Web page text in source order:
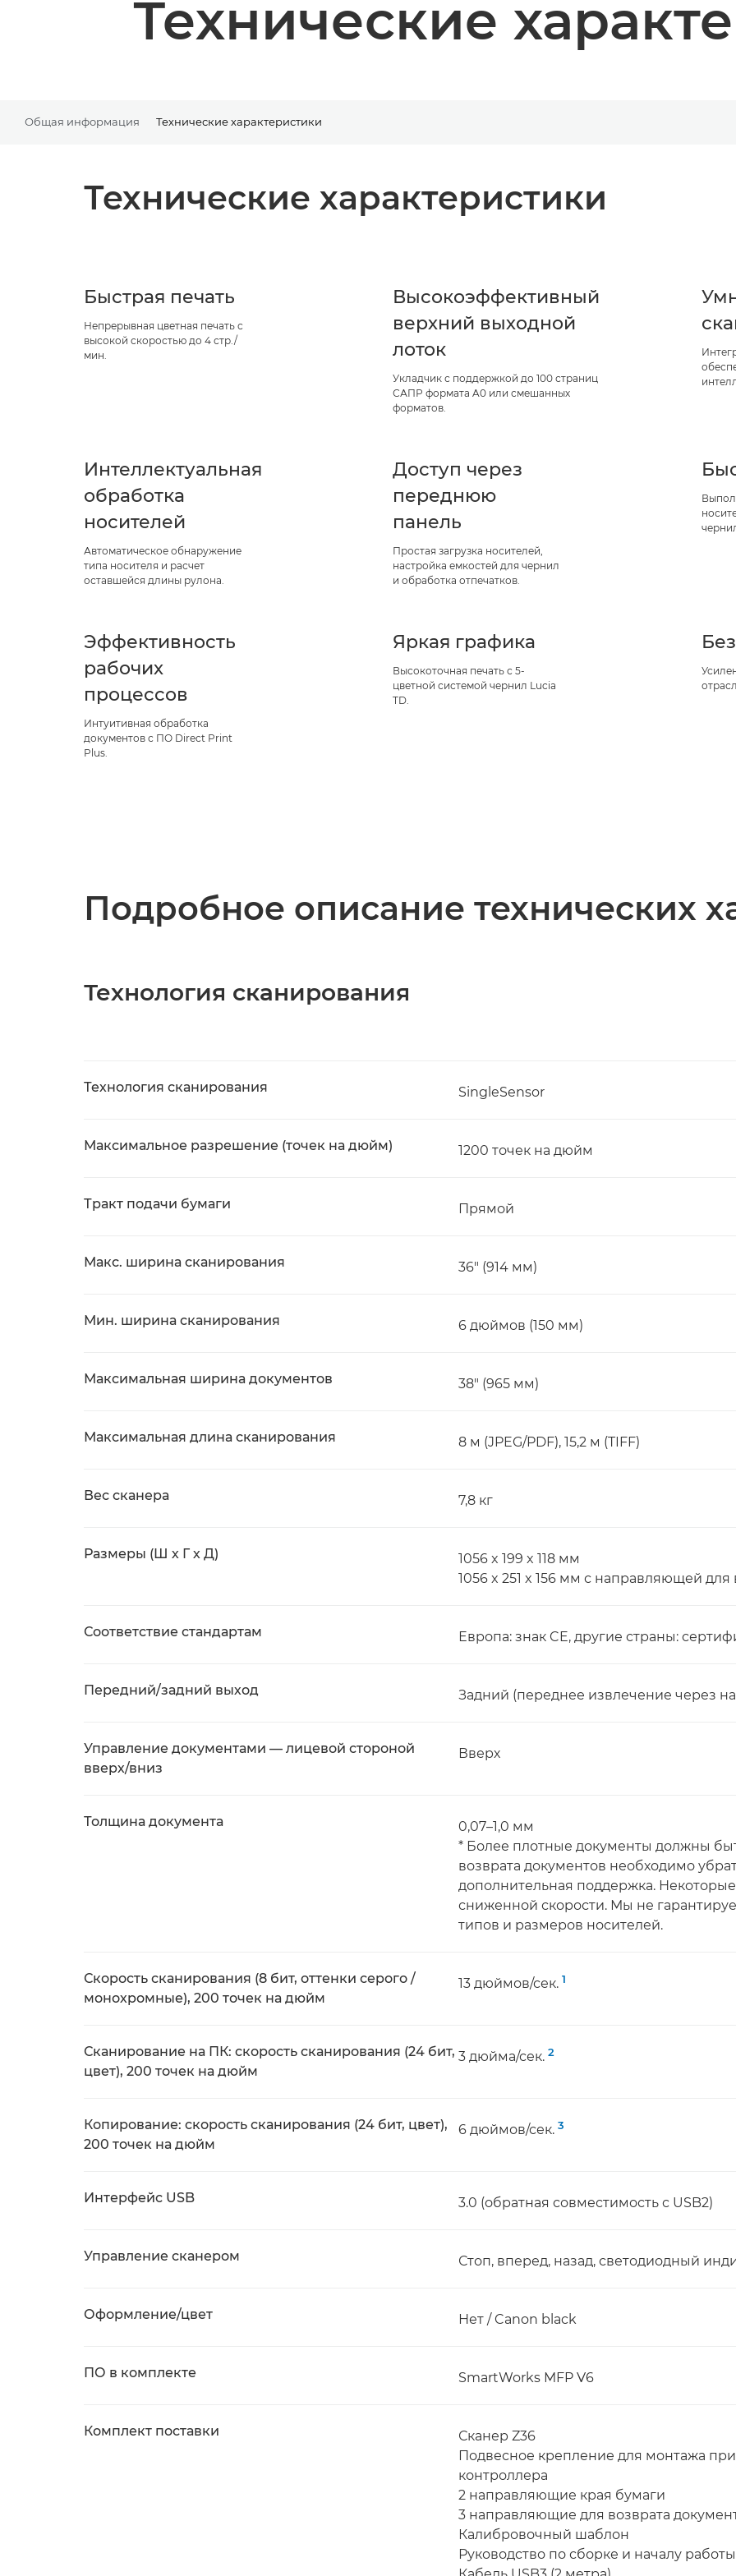
Технические
Общая информация Технические характеристики
Технические характеристики
Быстрая печать
Непрерывная цветная печать с
высокой скоростью до 4 стр./
мин.
Высокоэффективный
верхний выходной
лоток
Укладчик с поддержкой до 100 страниц
САПР формата A0 или смешанных
форматов.
Интеллектуальная
обработка
носителей
Автоматическое обнаружение
типа носителя и расчет
оставшейся длины рулона.
Доступ через
переднюю
панель
Простая загрузка носителей,
настройка емкостей для чернил
и обработка отпечатков.
Эффективность
рабочих
процессов
Интуитивная обработка
документов с ПО Direct Print
Plus.
Яркая графика
Высокоточная печать с 5-
цветной системой чернил Lucia
TD.
Подробное описание технических
Технология сканирования
Технология сканирования SingleSensor
Максимальное разрешение (точек на дюйм) 1200 точек на дюйм
Тракт подачи бумаги Прямой
Макс. ширина сканирования 36" (914 мм)
Мин. ширина сканирования 6 дюймов (150 мм)
Максимальная ширина документов 38" (965 мм)
Максимальная длина сканирования 8 м (JPEG/PDF), 15,2 м (TIFF)
Вес сканера 7,8 кг
Размеры (Ш х Г х Д)
1056 x 199 x 118 мм
1056 x 251 x 156 мм с направляющей для
Соответствие стандартам Европа: знак CE, другие страны:
Передний/задний выход Задний (переднее извлечение через
Управление документами — лицевой стороной
вверх/вниз
Вверх
Толщина документа
0,07–1,0 мм
* Более плотные документы должны
возврата документов необходимо
дополнительная поддержка.
сниженной скорости. Мы не
типов и размеров носителей.
Скорость сканирования (8 бит, оттенки серого /
монохромные), 200 точек на дюйм
13 дюймов/сек. 1
Сканирование на ПК: скорость сканирования (24 бит,
цвет), 200 точек на дюйм
3 дюйма/сек. 2
Копирование: скорость сканирования (24 бит, цвет),
200 точек на дюйм
6 дюймов/сек. 3
Интерфейс USB 3.0 (обратная совместимость с USB2)
Управление сканером Стоп, вперед, назад, светодиодный
Оформление/цвет Нет / Canon black
ПО в комплекте SmartWorks MFP V6
Комплект поставки
Сканер Z36
Подвесное крепление для монтажа
контроллера
2 направляющие края бумаги
3 направляющие для возврата
Калибровочный шаблон
Руководство по сборке и началу работы